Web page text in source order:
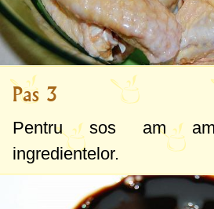
Pas 3
Pentru sos am
ingredientelor.